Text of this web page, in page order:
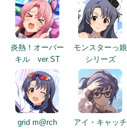
炎熱！オーバー
キル ver.ST
モンスターっ娘
シリーズ
grid m@rch
アイ・キャッチ